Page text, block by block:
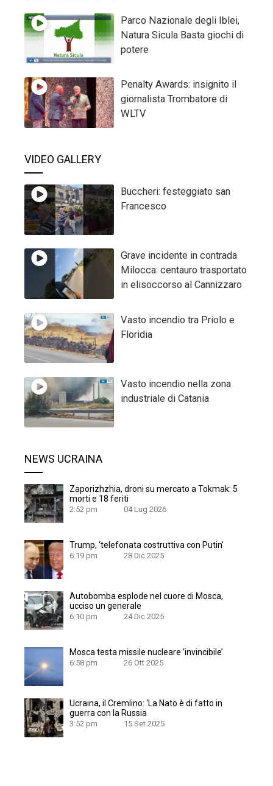
Parco Nazionale degli Iblei,
Natura Sicula Basta giochi di
potere
Penalty Awards: insignito il
giornalista Trombatore di
WLTV
VIDEO GALLERY
Buccheri: festeggiato san
Francesco
Grave incidente in contrada
Milocca: centauro trasportato
in elisoccorso al Cannizzaro
Vasto incendio tra Priolo e
Floridia
Vasto incendio nella zona
industriale di Catania
NEWS UCRAINA
Zaporizhzhia, droni su mercato a Tokmak: 5
morti e 18 feriti
2:52 pm 04 Lug 2026
Trump, ‘telefonata costruttiva con Putin’
6:19 pm 28 Dic 2025
Autobomba esplode nel cuore di Mosca,
ucciso un generale
6:10 pm 24 Dic 2025
Mosca testa missile nucleare ‘invincibile’
6:58 pm 26 Ott 2025
Ucraina, il Cremlino: ‘La Nato è di fatto in
guerra con la Russia
3:52 pm 15 Set 2025